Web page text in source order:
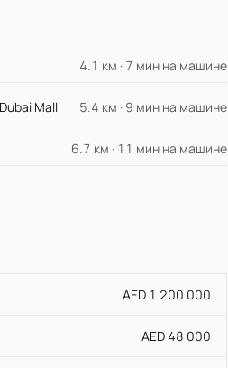
4.1 км · 7 мин на машине
Mall 5.4 км · 9 мин на машине
6.7 км · 11 мин на машине
AED 1 200 000
AED 48 000